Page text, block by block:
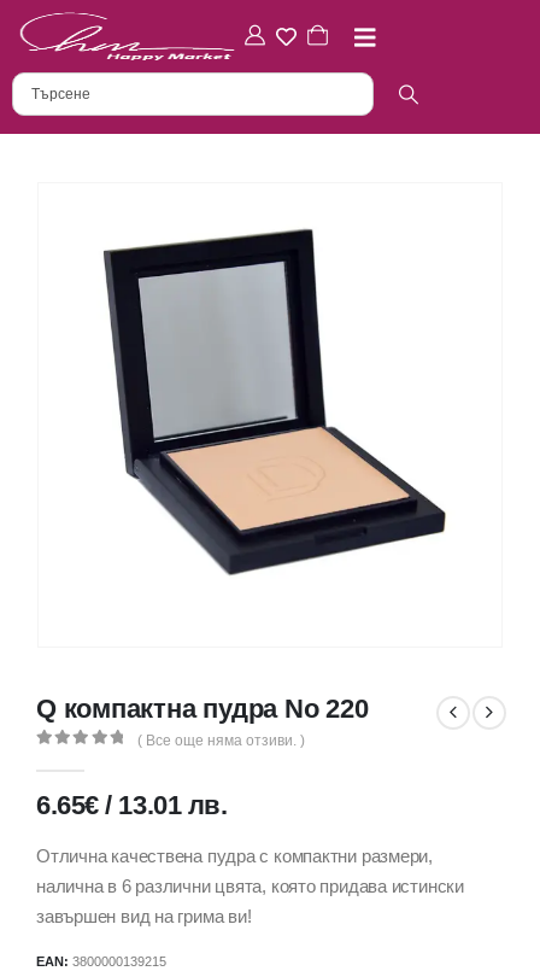
Q компактна пудра No 220
( Все още няма отзиви. )
6.65€ / 13.01 лв.
Отлична качествена пудра с компактни размери,
налична в 6 различни цвята, която придава истински
завършен вид на грима ви!
EAN: 3800000139215